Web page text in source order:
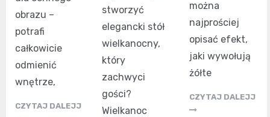
obrazu –
potrafi
całkowicie
odmienić
wnętrze,
CZYTAJ DALEJJ
stworzyć
elegancki stół
wielkanocny,
który
zachwyci
gości?
Wielkanoc
można
najprościej
opisać efekt,
jaki wywołują
żółte
CZYTAJ DALEJJ